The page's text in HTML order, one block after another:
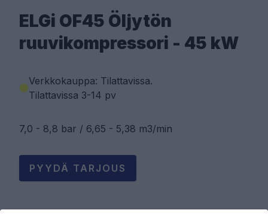
ELGi OF45 Öljytön
ruuvikompressori - 45 kW
Verkkokauppa: Tilattavissa.
Tilattavissa 3-14 pv
7,0 - 8,8 bar / 6,65 - 5,38 m3/min
PYYDÄ TARJOUS